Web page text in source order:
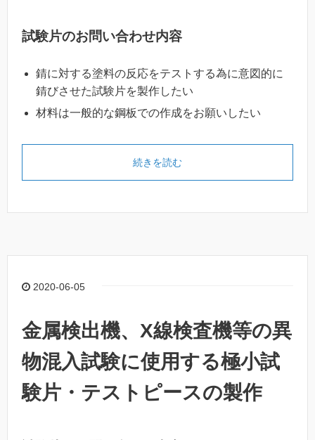
試験片のお問い合わせ内容
錆に対する塗料の反応をテストする為に意図的に
錆びさせた試験片を製作したい
材料は一般的な鋼板での作成をお願いしたい
続きを読む
2020-06-05
金属検出機、X線検査機等の異
物混入試験に使用する極小試
験片・テストピースの製作